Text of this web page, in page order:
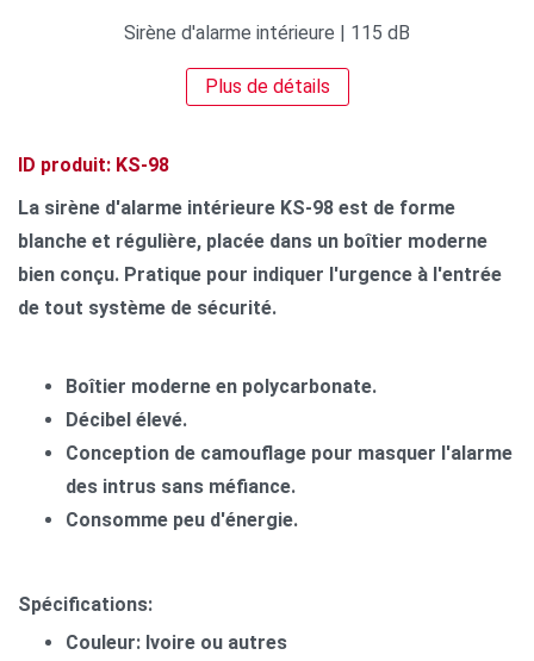
Sirène d'alarme intérieure | 115 dB
Plus de détails
ID produit: KS-98
La sirène d'alarme intérieure KS-98 est de forme
blanche et régulière, placée dans un boîtier moderne
bien conçu. Pratique pour indiquer l'urgence à l'entrée
de tout système de sécurité.
Boîtier moderne en polycarbonate.
Décibel élevé.
Conception de camouflage pour masquer l'alarme
des intrus sans méfiance.
Consomme peu d'énergie.
Spécifications:
Couleur: Ivoire ou autres